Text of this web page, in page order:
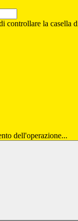
controllare la casella
dell'operazione...